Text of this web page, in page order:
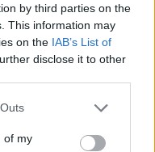
by third parties on the
This information may
on the IAB’s List of
disclose it to other
of my
είναι